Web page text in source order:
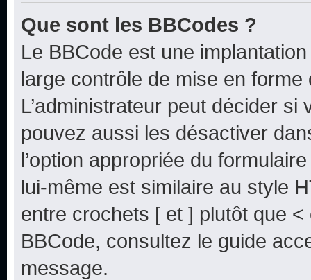
Que sont les BBCodes ?
Le BBCode est une
large contrôle de mise en forme
L’administrateur peut décider
pouvez aussi les désactiver
l’option appropriée du
lui-même est similaire au style
entre crochets [ et ] plutôt que
BBCode, consultez le guide
message.